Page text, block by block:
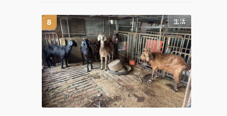
生活